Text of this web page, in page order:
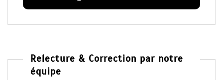
Relecture & Correction par notre
équipe